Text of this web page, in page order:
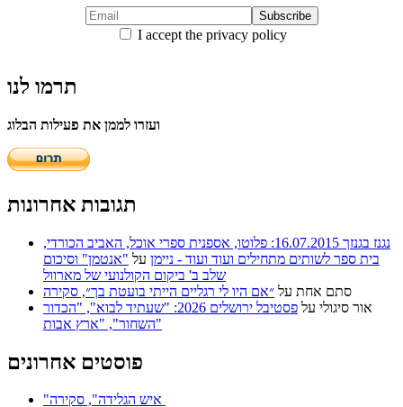
I accept the privacy policy
תרמו לנו
ועזרו לממן את פעילות הבלוג
תגובות אחרונות
נגנז בגנזך 16.07.2015: פלוטו, אספנית ספרי אוכל, האביב הכורדי,
בית ספר לשותים מתחילים ועוד ועוד - ניימן על "אנטמן" וסיכום
שלב ב' ביקום הקולנועי של מארוול
סתם אחת על ״אם היו לי רגליים הייתי בועטת בך״, סקירה
אור סיגולי על
פסטיבל ירושלים 2026: "שעתיד לבוא", "הכדור
השחור", "ארץ אבות"
פוסטים אחרונים